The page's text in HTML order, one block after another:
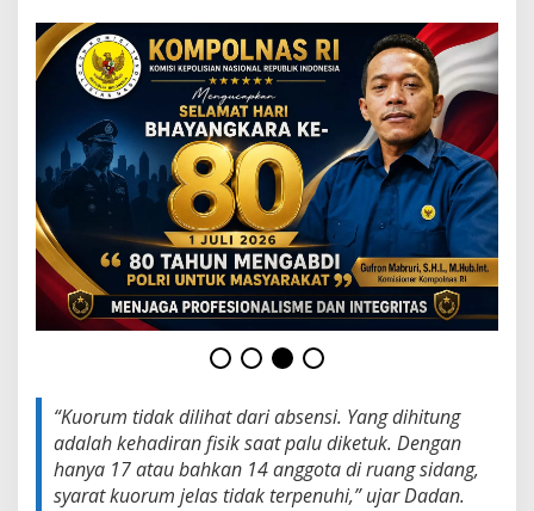
A
P
E
R
D
A
G
A
R
U
T
D
I
P
E
R
T
N
Y
A
K
A
“Kuorum tidak dilihat dari absensi. Yang dihitung
adalah kehadiran fisik saat palu diketuk. Dengan
hanya 17 atau bahkan 14 anggota di ruang sidang,
syarat kuorum jelas tidak terpenuhi,” ujar Dadan.